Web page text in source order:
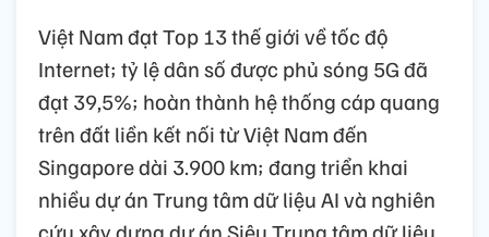
Việt Nam đạt Top 13 thế giới về tốc độ
Internet; tỷ lệ dân số được phủ sóng 5G đã
đạt 39,5%; hoàn thành hệ thống cáp quang
trên đất liền kết nối từ Việt Nam đến
Singapore dài 3.900 km; đang triển khai
nhiều dự án Trung tâm dữ liệu AI và nghiên
cứu xây dựng dự án Siêu Trung tâm dữ liệu